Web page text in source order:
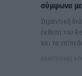
σύμφωνα
Σημαντική
έκθεση του
και το
ΑΝΑΡΤΉΘΗΚΕ ΑΠΌ